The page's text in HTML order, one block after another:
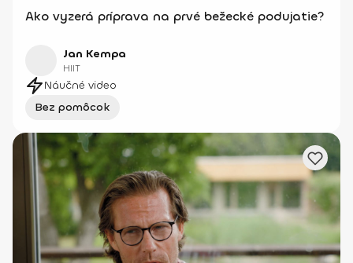
Ako vyzerá príprava na prvé bežecké podujatie?
Jan Kempa
HIIT
Náučné video
Bez pomôcok